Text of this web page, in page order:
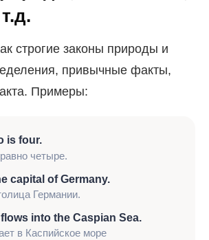
строгие законы природы и
привычные факты,
Примеры:
is four.
четыре.
capital of Germany.
Германии.
into the Caspian Sea.
в Каспийское море